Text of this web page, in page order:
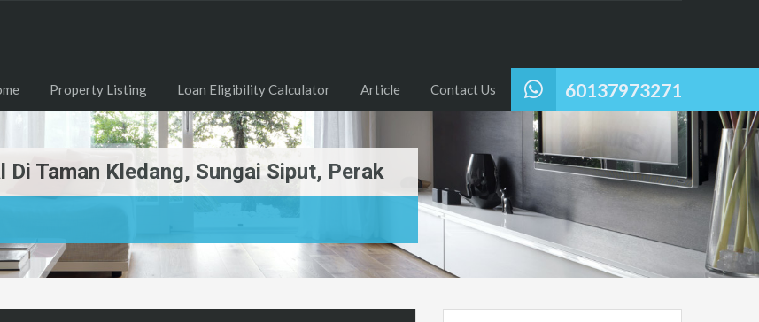
60137973271
Property Listing Loan Eligibility Calculator Article Contact Us
Taman Kledang, Sungai Siput, Perak